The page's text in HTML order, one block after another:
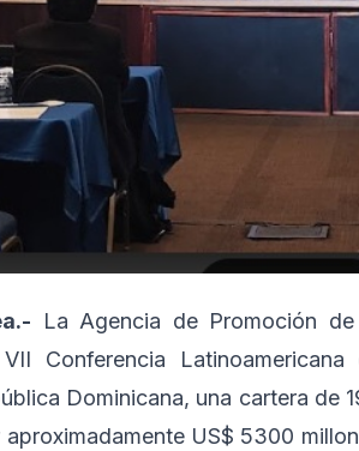
La Agencia de Promoción de
Conferencia
Dominicana, una cartera de
US$ 5300